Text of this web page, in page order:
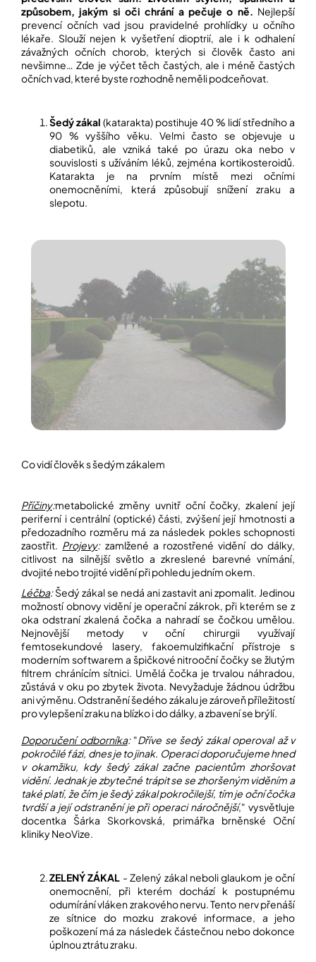
POZNEJTE
&
ZAŽIJTE,
CO
SE
PRÁVĚ
VAŠE
SLOVA,
INSPIRACE
ZÁBAVA,
POSÍLÍ
KONCENTRACI
REPASOVANÉ
POMŮCKY
Přihlášení
způsobem, jakým si oči chrání a pečuje o ně. Nejlepší
prevencí očních vad jsou pravidelné prohlídky u očního
lékaře. Slouží nejen k vyšetření dioptrií, ale i k odhalení
závažných očních chorob, kterých si člověk často ani
nevšimne… Zde je výčet těch častých, ale i méně častých
očních vad, které byste rozhodně neměli podceňovat.
Šedý zákal (katarakta) postihuje 40 % lidí středního a
90 % vyššího věku. Velmi často se objevuje u
diabetiků, ale vzniká také po úrazu oka nebo v
souvislosti s užíváním léků, zejména kortikosteroidů.
Katarakta je na prvním místě mezi očními
onemocněními, která způsobují snížení zraku a
slepotu.
Co vidí člověk s šedým zákalem
Příčiny:metabolické změny uvnitř oční čočky, zkalení její
periferní i centrální (optické) části, zvýšení její hmotnosti a
předozadního rozměru má za následek pokles schopnosti
zaostřit. Projevy:zamlžené a rozostřené vidění do dálky,
citlivost na silnější světlo a zkreslené barevné vnímání,
dvojité nebo trojité vidění při pohledu jedním okem.
Léčba:Šedý zákal se nedá ani zastavit ani zpomalit. Jedinou
možností obnovy vidění je operační zákrok, při kterém se z
oka odstraní zkalená čočka a nahradí se čočkou umělou.
Nejnovější metody v oční chirurgii využívají
femtosekundové lasery, fakoemulzifikační přístroje s
moderním softwarem a špičkové nitrooční čočky se žlutým
filtrem chránícím sítnici. Umělá čočka je trvalou náhradou,
zůstává v oku po zbytek života. Nevyžaduje žádnou údržbu
ani výměnu. Odstranění šedého zákalu je zároveň příležitostí
pro vylepšení zraku na blízko i do dálky, a zbavení se brýlí.
Doporučení odborníka: "Dříve se šedý zákal operoval až v
pokročilé fázi, dnes je to jinak. Operaci doporučujeme hned
v okamžiku, kdy šedý zákal začne pacientům zhoršovat
vidění. Jednak je zbytečné trápit se se zhoršeným viděním a
také platí, že čím je šedý zákal pokročilejší, tím je oční čočka
tvrdší a její odstranění je při operaci náročnější," vysvětluje
docentka Šárka Skorkovská, primářka brněnské Oční
kliniky NeoVize.
ZELENÝ ZÁKAL - Zelený zákal neboli glaukom je oční
onemocnění, při kterém dochází k postupnému
odumírání vláken zrakového nervu. Tento nerv přenáší
ze sítnice do mozku zrakové informace, a jeho
poškození má za následek částečnou nebo dokonce
úplnou ztrátu zraku.
?